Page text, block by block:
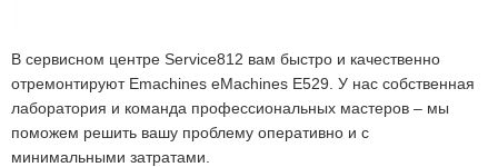
В сервисном центре Service812 вам быстро и качественно
отремонтируют Emachines eMachines E529. У нас собственная
лаборатория и команда профессиональных мастеров – мы
поможем решить вашу проблему оперативно и с
минимальными затратами.